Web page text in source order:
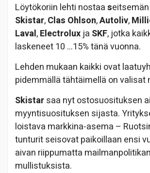
Löytökoriin lehti nostaas
Skistar,Clas Ohlson,Autoliv,
Laval,Electrolux ja SKF, jotka
laskeneet 10 …15% tänä vuonna.
Lehden mukaan kaikki ovat
pidemmällä tähtäimellä on valisat
Skistarsaa nyt ostosuosituksen
myyntisuosituksen sijasta.
loistava markkina-asema –
tunturit seisovat paikoillaan ensi
aivan riippumatta mailmanpolitikan
mullistuksista.